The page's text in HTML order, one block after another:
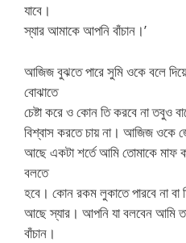
যাবে।
স্যার আমাকে আপনি বাঁচান।’
আজিজ বুঝতে পারে সুমি ওকে বলে
বোঝাতে
চেষ্টা করে ও কোন তি করবে না তবুও
বিশ্বাস করতে চায় না। আজিজ ওকে
আছে একটা শর্তে আমি তোমাকে মাফ
বলতে
হবে। কোন রকম লুকাতে পারবে না বা
আছে স্যার। আপনি যা বলবেন আমি
বাঁচান।